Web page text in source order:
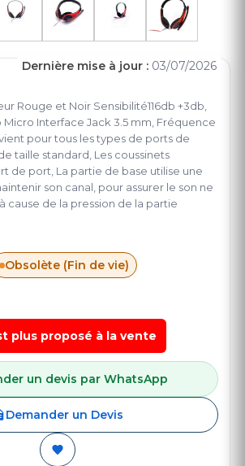
Rouge et Noir Sensibilité116db +3db,
Micro Interface Jack 3.5 mm, Fréquence
pour tous les types de ports de
taille standard, Les coussinets
de port, La partie de base utilise une
son canal, pour assurer le son ne
cause de la pression de la partie
Obsolète (Fin de vie)
Dernière mise à jour : 03/07/2026
plus proposé à la vente
un devis par WhatsApp
Demander un Devis